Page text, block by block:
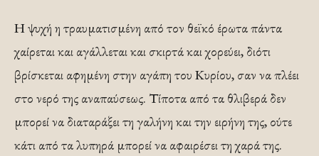
Η ψυχή η τραυματισμένη από τον θεϊκό έρωτα πάντα
χαίρεται και αγάλλεται και σκιρτά και χορεύει, διότι
βρίσκεται αφημένη στην αγάπη του Κυρίου, σαν να πλέει
στο νερό της αναπαύσεως. Τίποτα από τα θλιβερά δεν
μπορεί να διαταράξει τη γαλήνη και την ειρήνη της, ούτε
κάτι από τα λυπηρά μπορεί να αφαιρέσει τη χαρά της.